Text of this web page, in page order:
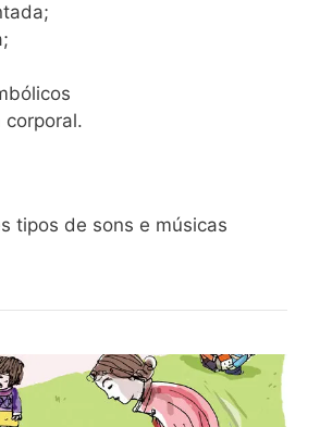
corporal.
tipos de sons e músicas